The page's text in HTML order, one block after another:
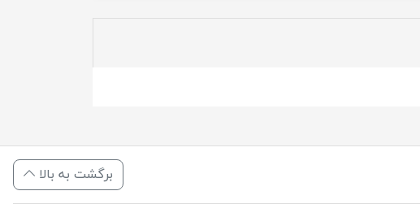
برگشت به بالا